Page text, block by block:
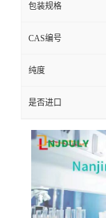
包装规格
CAS编号
纯度
是否进口